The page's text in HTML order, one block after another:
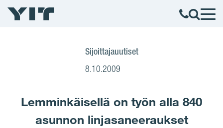
Sijoittajauutiset
8.10.2009
Lemminkäisellä on työn alla 840
asunnon linjasaneeraukset